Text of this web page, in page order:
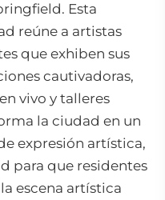
Esta
reúne a artistas
que exhiben sus
cautivadoras,
vivo y talleres
la ciudad en un
expresión artística,
para que residentes
escena artística